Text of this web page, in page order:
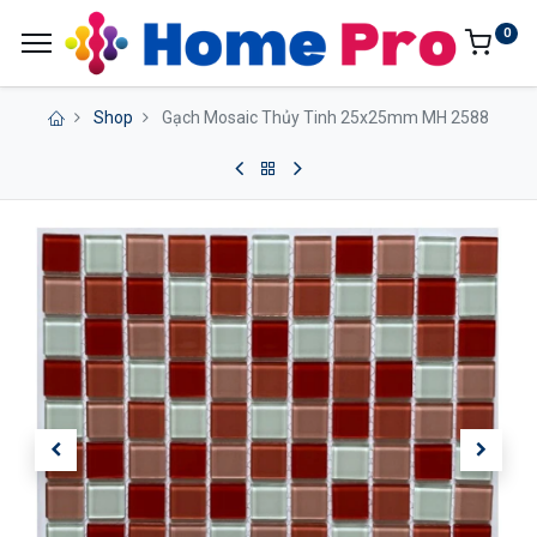
0
Shop Gạch Mosaic Thủy Tinh 25x25mm MH 2588